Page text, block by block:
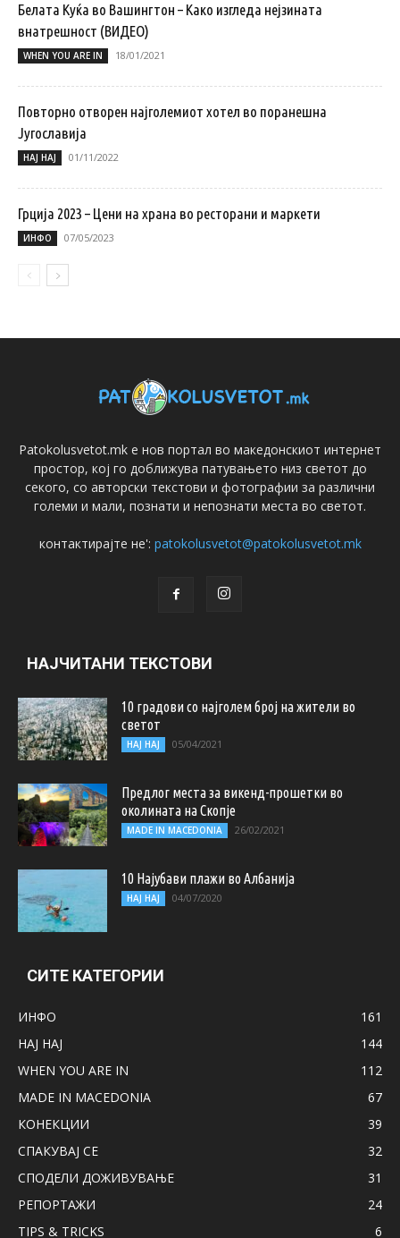
Белата Куќа во Вашингтон – Како изгледа нејзината
внатрешност (ВИДЕО)
WHEN YOU ARE IN 18/01/2021
Повторно отворен најголемиот хотел во поранешна
Југославија
НАЈ НАЈ 01/11/2022
Грција 2023 – Цени на храна во ресторани и маркети
ИНФО 07/05/2023
Patokolusvetot.mk е нов портал во македонскиот интернет
простор, кој го доближува патувањето низ светот до
секого, со авторски текстови и фотографии за различни
големи и мали, познати и непознати места во светот.
контактирајте не': patokolusvetot@patokolusvetot.mk
НАЈЧИТАНИ ТЕКСТОВИ
10 градови со најголем број на жители во
светот
НАЈ НАЈ 05/04/2021
Предлог места за викенд-прошетки во
околината на Скопје
MADE IN MACEDONIA 26/02/2021
10 Најубави плажи во Албанија
НАЈ НАЈ 04/07/2020
СИТЕ КАТЕГОРИИ
ИНФО
161
НАЈ НАЈ
144
WHEN YOU ARE IN
112
MADE IN MACEDONIA
67
КОНЕКЦИИ
39
СПАКУВАЈ СЕ
32
СПОДЕЛИ ДОЖИВУВАЊЕ
31
РЕПОРТАЖИ
24
TIPS & TRICKS
6